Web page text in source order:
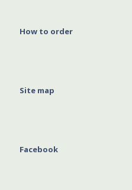
How to order
Site map
Facebook